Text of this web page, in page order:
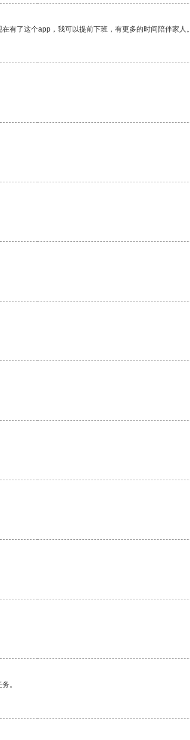
有了这个app，我可以提前下班，有更多的时间陪伴家人。
。